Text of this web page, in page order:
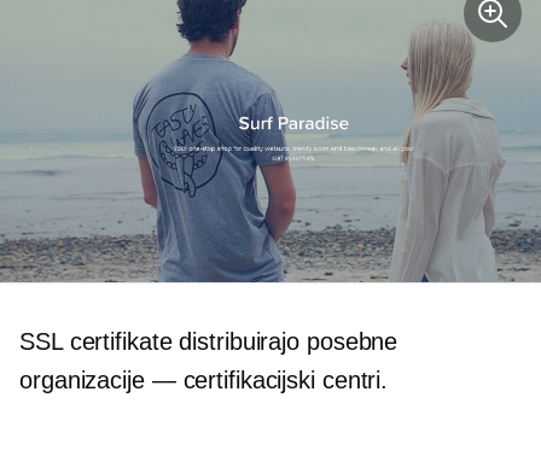
SSL certifikate distribuirajo posebne
organizacije — certifikacijski centri.